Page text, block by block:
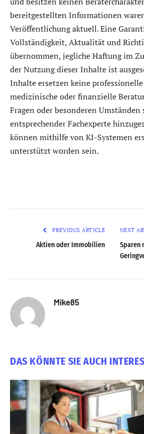
bereitgestellten Informationen
Veröffentlichung aktuell. Eine
Vollständigkeit, Aktualität und
übernommen, jegliche Haftung im
der Nutzung dieser Inhalte ist
Inhalte ersetzen keine
medizinische oder finanzielle
Fragen oder besonderen
entsprechender Fachexperte
können mithilfe von KI-Systemen
unterstützt worden sein.
PREVIOUS ARTICLE
Aktien oder Immobilien
NEXT
Sparen
Mike85
DAS KÖNNTE SIE AUCH